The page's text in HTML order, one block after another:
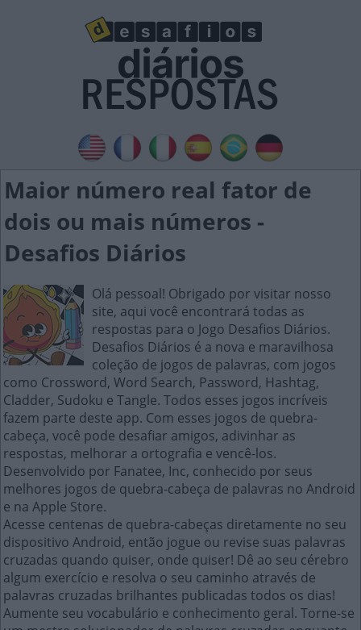
Maior número real fator de
dois ou mais números -
Desafios Diários
Olá pessoal! Obrigado por visitar nosso
site, aqui você encontrará todas as
respostas para o Jogo Desafios Diários.
Desafios Diários é a nova e maravilhosa
coleção de jogos de palavras, com jogos
como Crossword, Word Search, Password, Hashtag,
Cladder, Sudoku e Tangle. Todos esses jogos incríveis
fazem parte deste app. Com esses jogos de quebra-
cabeça, você pode desafiar amigos, adivinhar as
respostas, melhorar a ortografia e vencê-los.
Desenvolvido por Fanatee, Inc, conhecido por seus
melhores jogos de quebra-cabeça de palavras no Android
e na Apple Store.
Acesse centenas de quebra-cabeças diretamente no seu
dispositivo Android, então jogue ou revise suas palavras
cruzadas quando quiser, onde quiser! Dê ao seu cérebro
algum exercício e resolva o seu caminho através de
palavras cruzadas brilhantes publicadas todos os dias!
Aumente seu vocabulário e conhecimento geral. Torne-se